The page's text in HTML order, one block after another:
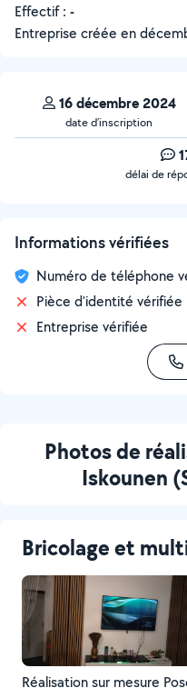
Effectif : -
Entreprise créée en
16 décembre 2024
date d’inscription
délai de
Informations vérifiées
Numéro de téléphone
Pièce d'identité vérifiée
Entreprise vérifiée
Photos de
Iskounen
Bricolage et
Réalisation sur mesure Pose